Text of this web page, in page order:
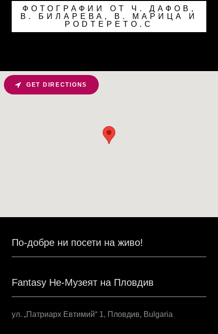
ФОТОГРАФИИ ОТ Ч. ДАФОВ,
В. БИЛАРЕВА, В. МАРИЦА И
PODTEPETO.C
По-добре ни посети на живо!
Fantasy Не-Музеят на Пловдив
ул. „Патриарх Евтимий“ 1, Пловдив, Bulgaria
GET DIRECTIONS